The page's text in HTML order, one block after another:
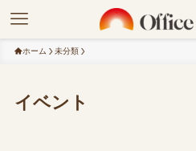
ホーム 未分類
イベント